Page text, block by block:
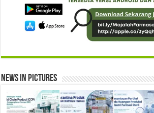
News in Pictures